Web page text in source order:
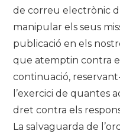
de correu electrònic
manipular els seus
publicació en els
que atemptin contra
continuació,
l’exercici de quantes
dret contra els
La salvaguarda de